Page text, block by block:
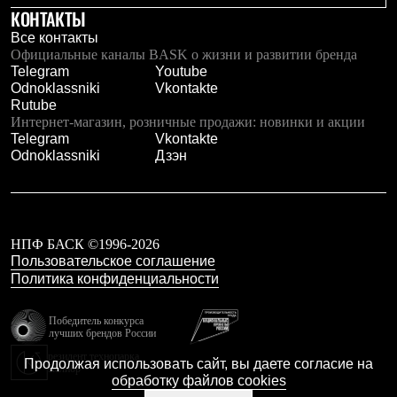
Рубашки
Футболки
Толстовки
Брюки
Термобелье
Теплое термобелье
Среднее термобелье
Легкое термобелье
Флисовая одежда
Куртки
Куртки
Брюки
Утепленная синтетикой
Куртки
Брюки
Футболки
КОНТАКТЫ
Все контакты
Официальные каналы BASK о жизни и развитии бренда
Telegram
Youtube
Odnoklassniki
Vkontakte
Rutube
Интернет-магазин, розничные продажи: новинки и акции
Telegram
Vkontakte
Odnoklassniki
Дзэн
НПФ БАСК ©1996-2026
Пользовательское соглашение
Политика конфиденциальности
Победитель конкурса
лучших брендов России
Калибр
Продолжая использовать сайт, вы даете согласие на
обработку файлов cookies